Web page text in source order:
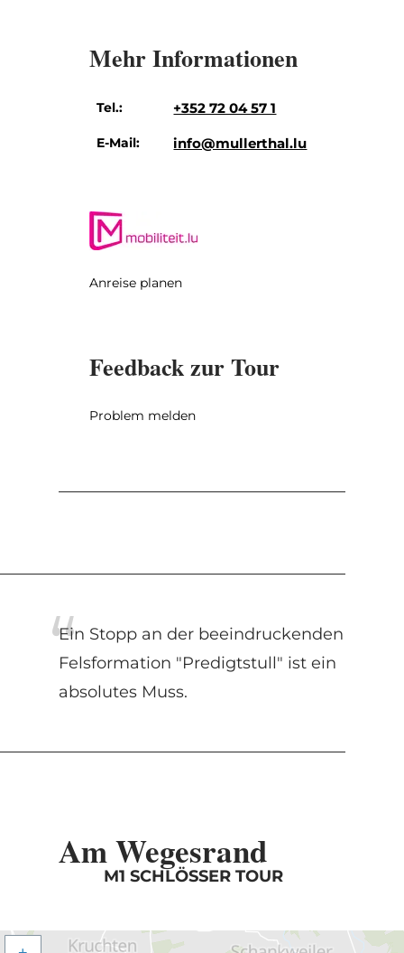
Mehr Informationen
Tel.: +352 72 04 57 1
E-Mail: info@mullerthal.lu
Anreise planen
Feedback zur Tour
Problem melden
Ein Stopp an der beeindruckenden
Felsformation "Predigtstull" ist ein
absolutes Muss.
Am Wegesrand
M1 SCHLÖSSER TOUR